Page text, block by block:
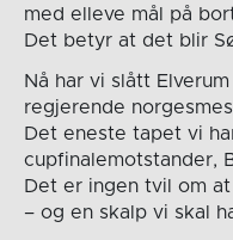
med elleve mål på
Det betyr at det blir
Nå har vi slått
regjerende
Det eneste tapet vi
cupfinalemotstander,
Det er ingen tvil om
– og en skalp vi skal